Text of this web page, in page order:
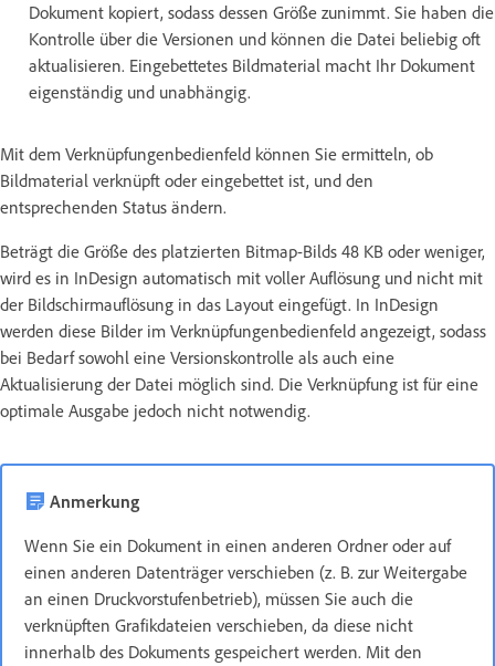
Dokument kopiert, sodass dessen Größe zunimmt. Sie haben die
Kontrolle über die Versionen und können die Datei beliebig oft
aktualisieren. Eingebettetes Bildmaterial macht Ihr Dokument
eigenständig und unabhängig.
Mit dem Verknüpfungenbedienfeld können Sie ermitteln, ob
Bildmaterial verknüpft oder eingebettet ist, und den
entsprechenden Status ändern.
Beträgt die Größe des platzierten Bitmap-Bilds 48 KB oder weniger,
wird es in InDesign automatisch mit voller Auflösung und nicht mit
der Bildschirmauflösung in das Layout eingefügt. In InDesign
werden diese Bilder im Verknüpfungenbedienfeld angezeigt, sodass
bei Bedarf sowohl eine Versionskontrolle als auch eine
Aktualisierung der Datei möglich sind. Die Verknüpfung ist für eine
optimale Ausgabe jedoch nicht notwendig.
Anmerkung
Wenn Sie ein Dokument in einen anderen Ordner oder auf
einen anderen Datenträger verschieben (z. B. zur Weitergabe
an einen Druckvorstufenbetrieb), müssen Sie auch die
verknüpften Grafikdateien verschieben, da diese nicht
innerhalb des Dokuments gespeichert werden. Mit den